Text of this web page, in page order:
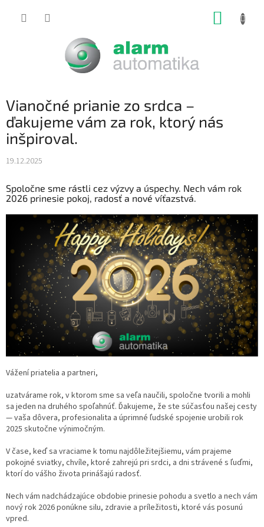
Vianočné prianie zo srdca –
ďakujeme vám za rok, ktorý nás
inšpiroval.
19.12.2025
Spoločne sme rástli cez výzvy a úspechy. Nech vám rok
2026 prinesie pokoj, radosť a nové víťazstvá.
Vážení priatelia a partneri,
uzatvárame rok, v ktorom sme sa veľa naučili, spoločne tvorili a mohli
sa jeden na druhého spoľahnúť. Ďakujeme, že ste súčasťou našej cesty
— vaša dôvera, profesionalita a úprimné ľudské spojenie urobili rok
2025 skutočne výnimočným.
V čase, keď sa vraciame k tomu najdôležitejšiemu, vám prajeme
pokojné sviatky, chvíle, ktoré zahrejú pri srdci, a dni strávené s ľuďmi,
ktorí do vášho života prinášajú radosť.
Nech vám nadchádzajúce obdobie prinesie pohodu a svetlo a nech vám
nový rok 2026 ponúkne silu, zdravie a príležitosti, ktoré vás posunú
vpred.